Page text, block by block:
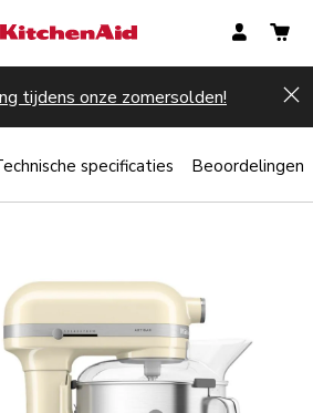
tijdens onze zomersolden!
specificaties Beoordelingen